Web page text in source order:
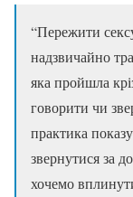
“Пережити
надзвичайно
яка пройшла
говорити чи
практика
звернутися за
хочемо